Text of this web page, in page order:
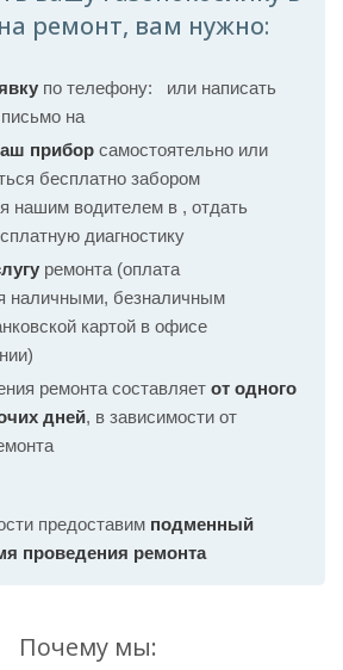
ремонт, вам нужно:
по телефону:
или написать
на
прибор самостоятельно или
бесплатно забором
нашим водителем в , отдать
диагностику
ремонта (оплата
наличными, безналичным
картой в офисе
ремонта составляет от одного
дней, в зависимости от
предоставим подменный
проведения ремонта
Почему мы: